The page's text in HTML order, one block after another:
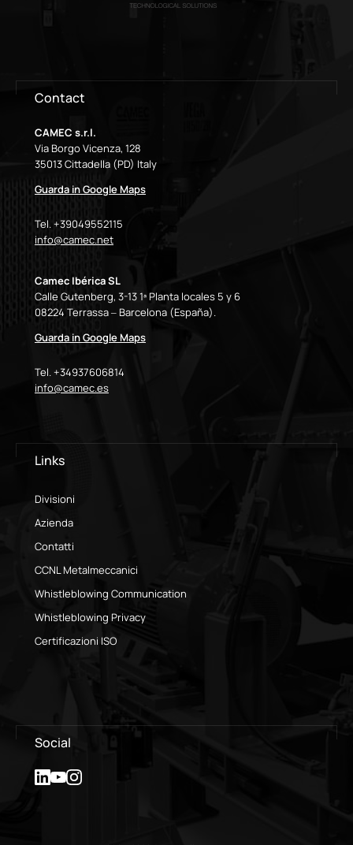
Contact
CAMEC s.r.l.
Via Borgo Vicenza, 128
35013 Cittadella (PD) Italy
Guarda in Google Maps
Tel. +39049552115
info@camec.net
Camec Ibérica SL
Calle Gutenberg, 3-13 1ª Planta locales 5 y 6
08224 Terrassa – Barcelona (España).
Guarda in Google Maps
Tel. +34937606814
info@camec.es
Links
Divisioni
Azienda
Contatti
CCNL Metalmeccanici
Whistleblowing Communication
Whistleblowing Privacy
Certificazioni ISO
Social